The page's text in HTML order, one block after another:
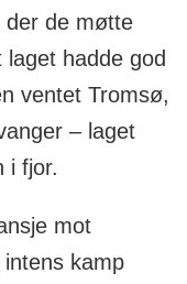
der de møtte
hadde god
ventet Tromsø,
– laget
i fjor.
mot
kamp